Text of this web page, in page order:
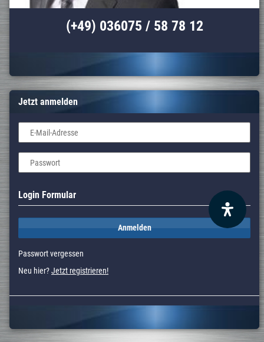
(+49) 036075 / 58 78 12
Jetzt anmelden
E-Mail-Adresse
Passwort
Login Formular
Anmelden
Passwort vergessen
Neu hier?Jetzt registrieren!